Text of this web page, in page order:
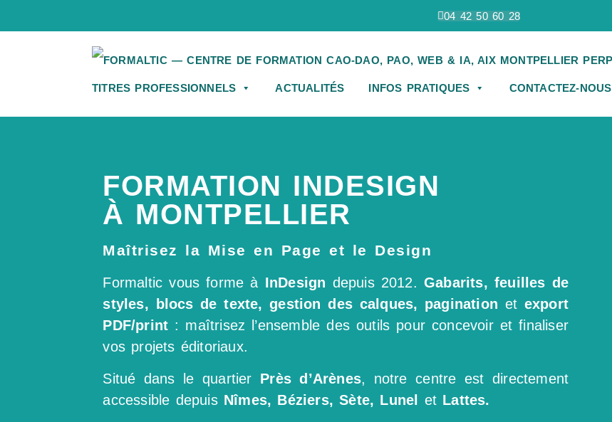
04 42 50 60 28
TITRES PROFESSIONNELS ACTUALITÉS INFOS PRATIQUES CONTACTEZ-NOUS
FORMATION INDESIGN
À MONTPELLIER
Maîtrisez la Mise en Page et le Design
Formaltic vous forme à InDesign depuis 2012. Gabarits, feuilles de
styles, blocs de texte, gestion des calques, pagination et export
PDF/print : maîtrisez l’ensemble des outils pour concevoir et finaliser
vos projets éditoriaux.
Situé dans le quartier Près d’Arènes, notre centre est directement
accessible depuis Nîmes, Béziers, Sète, Lunel et Lattes.